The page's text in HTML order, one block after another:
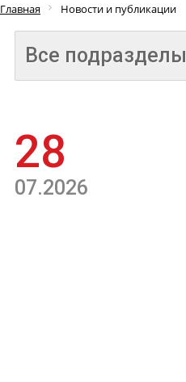
Главная Новости и публикации
28
07.2026
Все подразделы